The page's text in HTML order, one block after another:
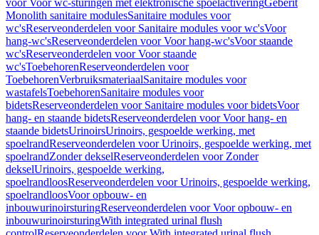
voor Voor wc-sturingen met elektronische spoelactiveringGeberit
Monolith sanitaire modulesSanitaire modules voor
wc'sReserveonderdelen voor Sanitaire modules voor wc'sVoor
hang-wc'sReserveonderdelen voor Voor hang-wc'sVoor staande
wc'sReserveonderdelen voor Voor staande
wc'sToebehorenReserveonderdelen voor
ToebehorenVerbruiksmateriaalSanitaire modules voor
wastafelsToebehorenSanitaire modules voor
bidetsReserveonderdelen voor Sanitaire modules voor bidetsVoor
hang- en staande bidetsReserveonderdelen voor Voor hang- en
staande bidetsUrinoirsUrinoirs, gespoelde werking, met
spoelrandReserveonderdelen voor Urinoirs, gespoelde werking, met
spoelrandZonder dekselReserveonderdelen voor Zonder
dekselUrinoirs, gespoelde werking,
spoelrandloosReserveonderdelen voor Urinoirs, gespoelde werking,
spoelrandloosVoor opbouw- en
inbouwurinoirsturingReserveonderdelen voor Voor opbouw- en
inbouwurinoirsturingWith integrated urinal flush